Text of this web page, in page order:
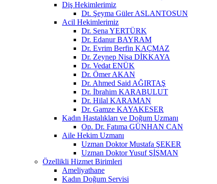
Diş Hekimlerimiz
Dt. Şeyma Güler ASLANTOSUN
Acil Hekimlerimiz
Dr. Sena YERTÜRK
Dr. Edanur BAYRAM
Dr. Evrim Berfin KAÇMAZ
Dr. Zeynep Nisa DİKKAYA
Dr. Vedat ENÜK
Dr. Ömer AKAN
Dr. Ahmed Said AĞIRTAŞ
Dr. İbrahim KARABULUT
Dr. Hilal KARAMAN
Dr. Gamze KAYAKESER
Kadın Hastalıkları ve Doğum Uzmanı
Op. Dr. Fatıma GÜNHAN CAN
Aile Hekim Uzmanı
Uzman Doktor Mustafa ŞEKER
Uzman Doktor Yusuf ŞİŞMAN
Özellikli Hizmet Birimleri
Ameliyathane
Kadın Doğum Servisi